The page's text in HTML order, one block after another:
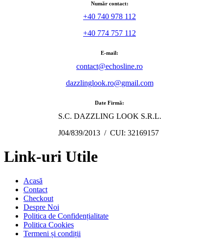
Număr contact:
+40 740 978 112
+40 774 757 112
E-mail:
contact@echosline.ro
dazzlinglook.ro@gmail.com
Date Firmă:
S.C. DAZZLING LOOK S.R.L.
J04/839/2013 / CUI: 32169157
Link-uri Utile
Acasă
Contact
Checkout
Despre Noi
Politica de Confidențialitate
Politica Cookies
Termeni și condiții